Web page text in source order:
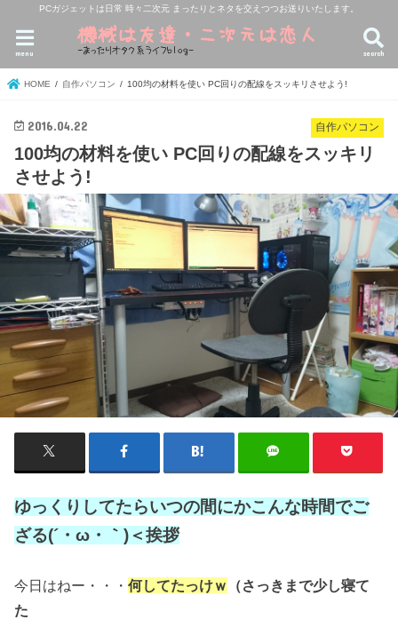
PCガジェットは日常 時々二次元 まったりとネタを交えつつお送りいたします。
search
menu
HOME 自作パソコン 100均の材料を使い PC回りの配線をスッキリさせよう!
自作パソコン
2016.04.22
100均の材料を使い PC回りの配線をスッキリ
させよう!
ゆっくりしてたらいつの間にかこんな時間でご
ざる(´・ω・｀)＜挨拶
今日はねー・・・何してたっけｗ
（さっきまで少し寝て
た